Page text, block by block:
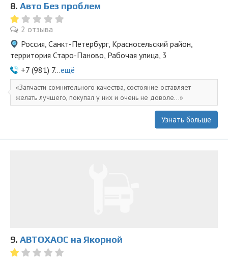
8. Авто Без проблем
2 отзыва
Россия, Санкт-Петербург, Красносельский район,
территория Старо-Паново, Рабочая улица, 3
+7 (981) 7...ещё
Запчасти сомнительного качества, состояние оставляет
желать лучшего, покупал у них и очень не доволе...
Узнать больше
9. АВТОХАОС на Якорной